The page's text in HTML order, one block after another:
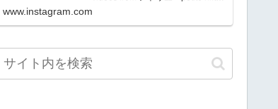
www.instagram.com